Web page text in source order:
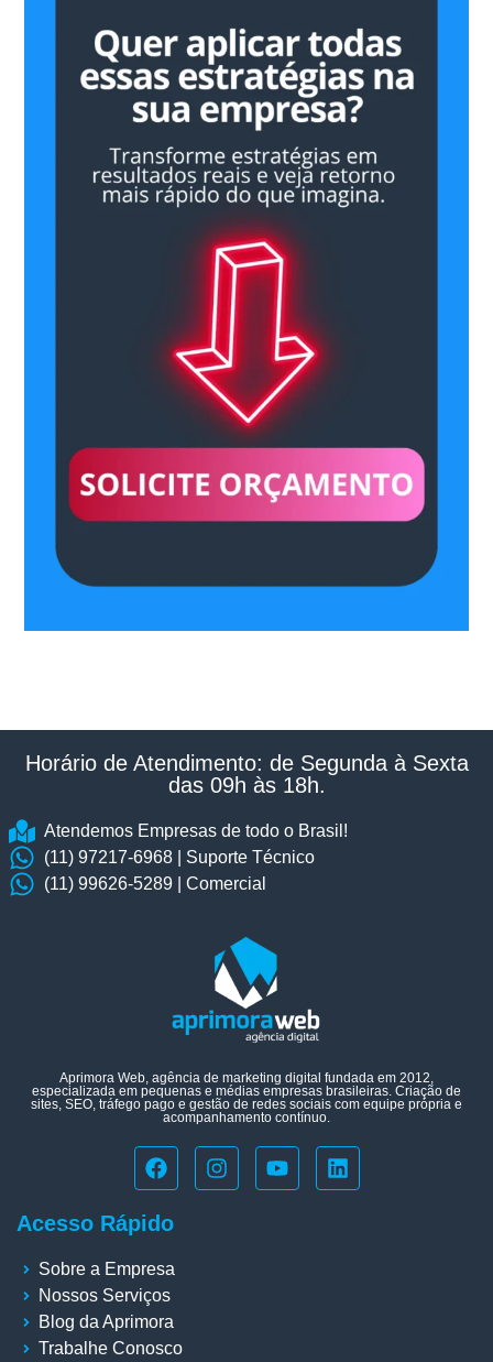
Horário de Atendimento: de Segunda à Sexta
das 09h às 18h.​
Atendemos Empresas de todo o Brasil!
(11) 97217-6968 | Suporte Técnico
(11) 99626-5289 | Comercial
Aprimora Web, agência de marketing digital fundada em 2012,
especializada em pequenas e médias empresas brasileiras. Criação de
sites, SEO, tráfego pago e gestão de redes sociais com equipe própria e
acompanhamento contínuo.
Acesso Rápido
Sobre a Empresa
Nossos Serviços
Blog da Aprimora
Trabalhe Conosco